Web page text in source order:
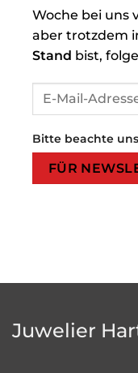
Woche bei uns
aber trotzdem
Stand bist,
Bitte beachte
Bitte lasse dieses
Bitte lasse dieses
Juwelier